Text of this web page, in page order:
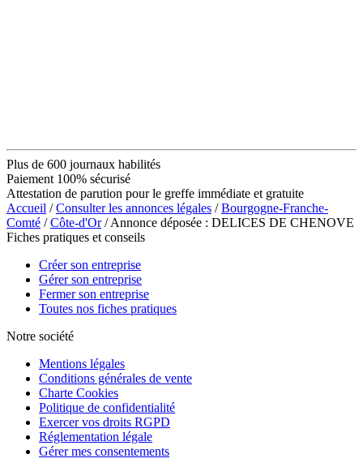
Plus de 600 journaux habilités
Paiement 100% sécurisé
Attestation de parution pour le greffe immédiate et gratuite
Accueil /Consulter les annonces légales /Bourgogne-Franche-
Comté /Côte-d'Or/ Annonce déposée : DELICES DE CHENOVE
Fiches pratiques et conseils
Créer son entreprise
Gérer son entreprise
Fermer son entreprise
Toutes nos fiches pratiques
Notre société
Mentions légales
Conditions générales de vente
Charte Cookies
Politique de confidentialité
Exercer vos droits RGPD
Réglementation légale
Gérer mes consentements